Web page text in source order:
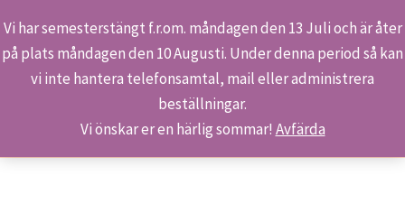
Vi har semesterstängt f.r.om. måndagen den 13 Juli och är åter
på plats måndagen den 10 Augusti. Under denna period så kan
vi inte hantera telefonsamtal, mail eller administrera
beställningar.
Vi önskar er en härlig sommar! Avfärda
Hoppa
Sök
Hem Produkter religöst motiv